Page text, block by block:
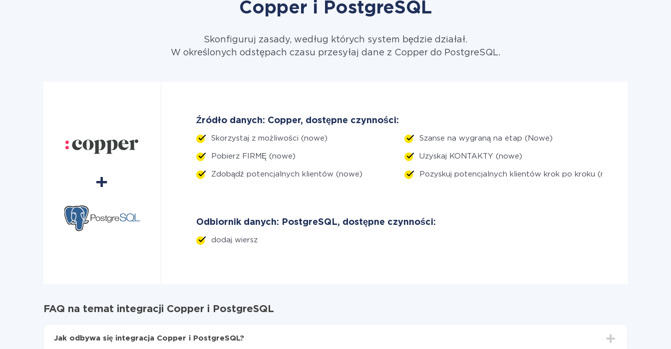
Copper i PostgreSQL
Skonfiguruj zasady, według których system będzie działał.
W określonych odstępach czasu przesyłaj dane z Copper do PostgreSQL.
Źródło danych: Copper, dostępne czynności:
Skorzystaj z możliwości (nowe) Szanse na wygraną na etap (Nowe)
Pobierz FIRMĘ (nowe) Uzyskaj KONTAKTY (nowe)
Zdobądź potencjalnych klientów (nowe) Pozyskuj potencjalnych klientów krok po kroku (nowe)
Odbiornik danych: PostgreSQL, dostępne czynności:
dodaj wiersz
FAQ na temat integracji Copper i PostgreSQL
Jak odbywa się integracja Copper i PostgreSQL?